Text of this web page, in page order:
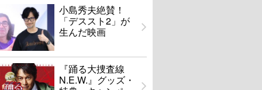
小島秀夫絶賛！
「デススト2」が
生んだ映画
『踊る大捜査線
N.E.W.』グッズ・